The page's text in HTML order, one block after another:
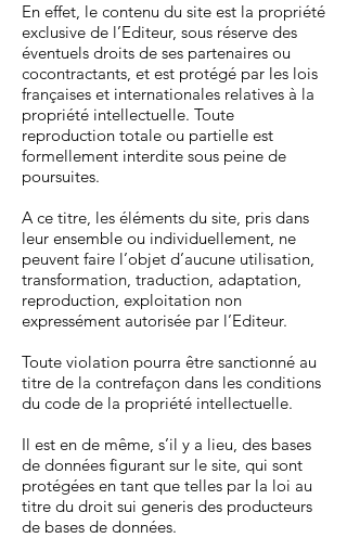
En effet, le contenu du site est la propriété
exclusive de l’Editeur, sous réserve des
éventuels droits de ses partenaires ou
cocontractants, et est protégé par les lois
françaises et internationales relatives à la
propriété intellectuelle. Toute
reproduction totale ou partielle est
formellement interdite sous peine de
poursuites.
A ce titre, les éléments du site, pris dans
leur ensemble ou individuellement, ne
peuvent faire l’objet d’aucune utilisation,
transformation, traduction, adaptation,
reproduction, exploitation non
expressément autorisée par l’Editeur.
Toute violation pourra être sanctionné au
titre de la contrefaçon dans les conditions
du code de la propriété intellectuelle.
Il est en de même, s’il y a lieu, des bases
de données figurant sur le site, qui sont
protégées en tant que telles par la loi au
titre du droit sui generis des producteurs
de bases de données.